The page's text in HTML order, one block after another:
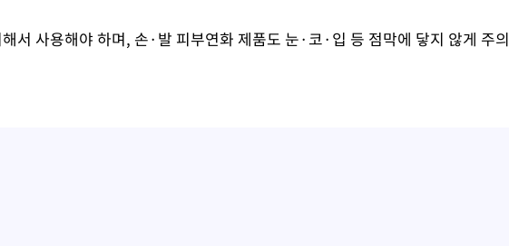
서 사용해야 하며, 손·발 피부연화 제품도 눈·코·입 등 점막에 닿지 않게 주의